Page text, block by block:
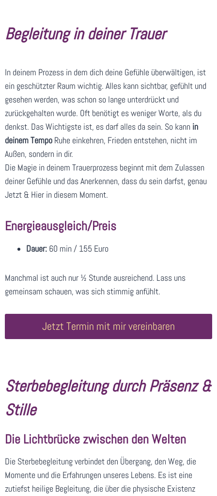
Begleitung in deiner Trauer
In deinem Prozess in dem dich deine Gefühle überwältigen, ist
ein geschützter Raum wichtig. Alles kann sichtbar, gefühlt und
gesehen werden, was schon so lange unterdrückt und
zurückgehalten wurde. Oft benötigt es weniger Worte, als du
denkst. Das Wichtigste ist, es darf alles da sein. So kann in
deinem TempoRuhe einkehren, Frieden entstehen, nicht im
Außen, sondern in dir.
Die Magie in deinem Trauerprozess beginnt mit dem Zulassen
deiner Gefühle und das Anerkennen, dass du sein darfst, genau
Jetzt & Hier in diesem Moment.
Energieausgleich/Preis
Dauer:60 min / 155 Euro
Manchmal ist auch nur ½ Stunde ausreichend. Lass uns
gemeinsam schauen, was sich stimmig anfühlt.
Jetzt Termin mit mir vereinbaren
Sterbebegleitung durch Präsenz &
Stille
Die Lichtbrücke zwischen den Welten
Die Sterbebegleitung verbindet den Übergang, den Weg, die
Momente und die Erfahrungen unseres Lebens. Es ist eine
zutiefst heilige Begleitung, die über die physische Existenz